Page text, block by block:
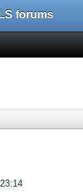
LS forums